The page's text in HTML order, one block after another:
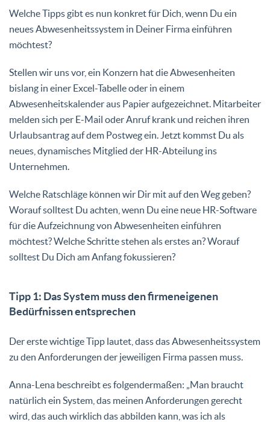
Welche Tipps gibt es nun konkret für Dich, wenn Du ein
neues Abwesenheitssystem in Deiner Firma einführen
möchtest?
Stellen wir uns vor, ein Konzern hat die Abwesenheiten
bislang in einer Excel-Tabelle oder in einem
Abwesenheitskalender aus Papier aufgezeichnet. Mitarbeiter
melden sich per E-Mail oder Anruf krank und reichen ihren
Urlaubsantrag auf dem Postweg ein. Jetzt kommst Du als
neues, dynamisches Mitglied der HR-Abteilung ins
Unternehmen.
Welche Ratschläge können wir Dir mit auf den Weg geben?
Worauf solltest Du achten, wenn Du eine neue HR-Software
für die Aufzeichnung von Abwesenheiten einführen
möchtest? Welche Schritte stehen als erstes an? Worauf
solltest Du Dich am Anfang fokussieren?
Tipp 1: Das System muss den firmeneigenen
Bedürfnissen entsprechen
Der erste wichtige Tipp lautet, dass das Abwesenheitssystem
zu den Anforderungen der jeweiligen Firma passen muss.
Anna-Lena beschreibt es folgendermaßen: „Man braucht
natürlich ein System, das meinen Anforderungen gerecht
wird, das auch wirklich das abbilden kann, was ich als